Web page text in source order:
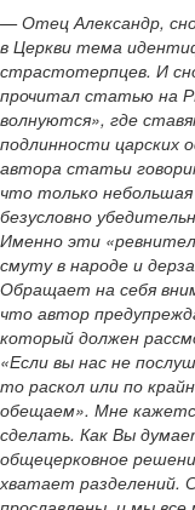
— Отец Александр,
в Церкви тема
страстотерпцев. И
прочитал статью на
волнуются», где
подлинности царских
автора статьи
что только
безусловно
Именно эти
смуту в народе и
Обращает на себя
что автор
который должен
«Если вы нас не
то раскол или по
обещаем». Мне
сделать. Как Вы
общецерковное
хватает разделений.